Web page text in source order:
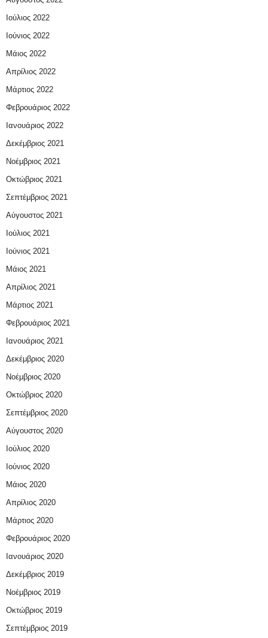
Ιούλιος 2022
Ιούνιος 2022
Μάιος 2022
Απρίλιος 2022
Μάρτιος 2022
Φεβρουάριος 2022
Ιανουάριος 2022
Δεκέμβριος 2021
Νοέμβριος 2021
Οκτώβριος 2021
Σεπτέμβριος 2021
Αύγουστος 2021
Ιούλιος 2021
Ιούνιος 2021
Μάιος 2021
Απρίλιος 2021
Μάρτιος 2021
Φεβρουάριος 2021
Ιανουάριος 2021
Δεκέμβριος 2020
Νοέμβριος 2020
Οκτώβριος 2020
Σεπτέμβριος 2020
Αύγουστος 2020
Ιούλιος 2020
Ιούνιος 2020
Μάιος 2020
Απρίλιος 2020
Μάρτιος 2020
Φεβρουάριος 2020
Ιανουάριος 2020
Δεκέμβριος 2019
Νοέμβριος 2019
Οκτώβριος 2019
Σεπτέμβριος 2019